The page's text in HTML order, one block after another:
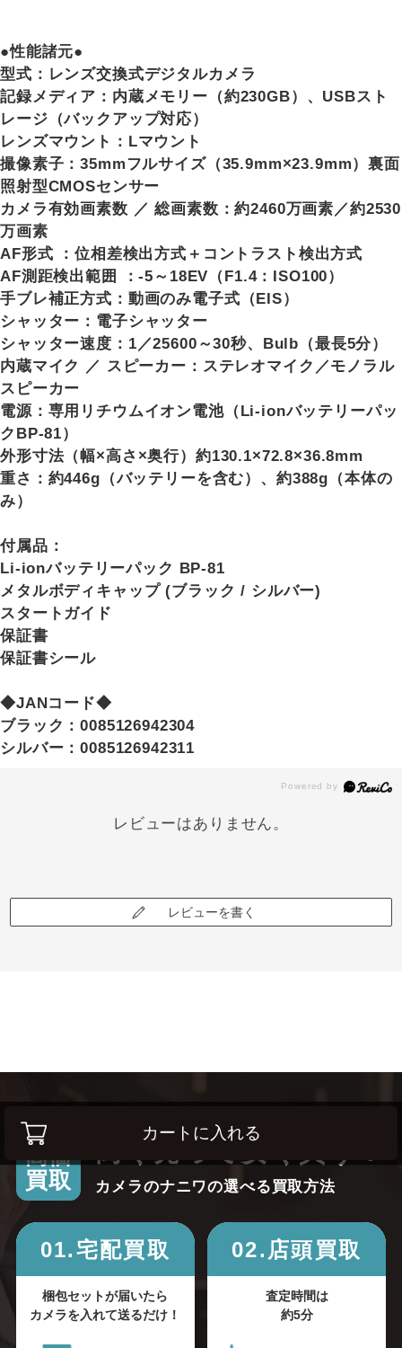
カートに入れる
●性能諸元●
型式：レンズ交換式デジタルカメラ
記録メディア：内蔵メモリー（約230GB）、USBスト
レージ（バックアップ対応）
レンズマウント：Lマウント
撮像素子：35mmフルサイズ（35.9mm×23.9mm）裏面
照射型CMOSセンサー
カメラ有効画素数 ／ 総画素数：約2460万画素／約2530
万画素
AF形式 ：位相差検出方式＋コントラスト検出方式
AF測距検出範囲 ：-5～18EV（F1.4：ISO100）
手ブレ補正方式：動画のみ電子式（EIS）
シャッター：電子シャッター
シャッター速度：1／25600～30秒、Bulb（最長5分）
内蔵マイク ／ スピーカー：ステレオマイク／モノラル
スピーカー
電源：専用リチウムイオン電池（Li-ionバッテリーパッ
クBP-81）
外形寸法（幅×高さ×奥行）約130.1×72.8×36.8mm
重さ：約446g（バッテリーを含む）、約388g（本体の
み）
付属品：
Li-ionバッテリーパック BP-81
メタルボディキャップ (ブラック / シルバー)
スタートガイド
保証書
保証書シール
◆JANコード◆
ブラック：0085126942304
シルバー：0085126942311
レビューはありません。
レビューを書く
高価
買取
カメラのナニワの選べる買取方法
01.宅配買取
梱包セットが届いたら
カメラを入れて送るだけ！
02.店頭買取
査定時間は
約5分